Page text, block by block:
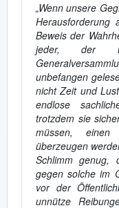
„Wenn unsere
Herausforderung
Beweis der
jeder, der
unbefangen
nicht Zeit und
endlose
trotzdem sie
müssen, einen
überzeugen
Schlimm genug,
gegen solche im
vor der
unnütze